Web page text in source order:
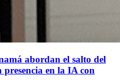
abordan el salto del
en la IA con